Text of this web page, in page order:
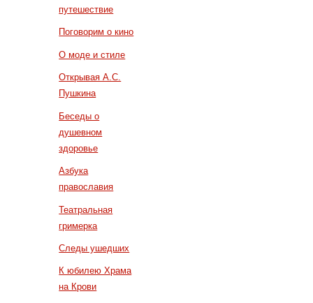
путешествие
Поговорим о кино
О моде и стиле
Открывая А.С.
Пушкина
Беседы о
душевном
здоровье
Азбука
православия
Театральная
гримерка
Следы ушедших
К юбилею Храма
на Крови